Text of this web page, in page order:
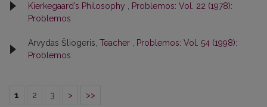
Kierkegaard’s Philosophy
Problemos: Vol. 22 (1978):
Problemos
Arvydas Šliogeris, Teacher
Problemos: Vol. 54 (1998):
Problemos
1 2 3 > >>